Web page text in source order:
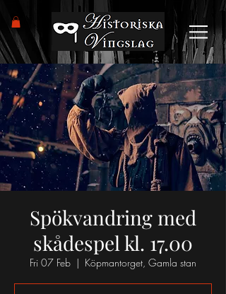
Spökvandring med
skådespel kl. 17.00
Fri 07 Feb
  |
Köpmantorget, Gamla stan